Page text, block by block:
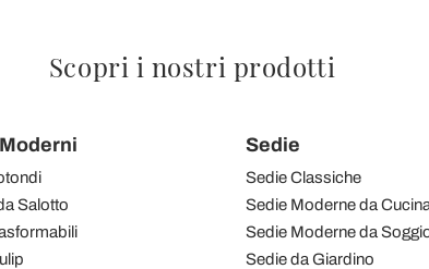
Scopri i nostri prodotti
Salotto
Sedie
Sedie Classiche
Sedie Moderne da Cucina
Sedie Moderne da
Sedie da Giardino